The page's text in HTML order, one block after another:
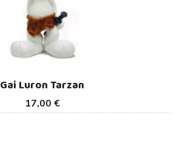
17,00 €
Gai Luron Tarzan